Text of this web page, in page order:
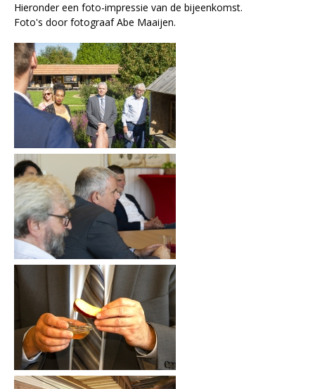
Hieronder een foto-impressie van de bijeenkomst.
Foto's door fotograaf Abe Maaijen.